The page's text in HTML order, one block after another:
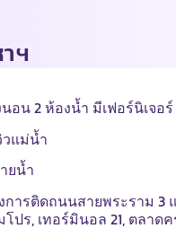
ฯ
อน 2 ห้องน้ำ มีเฟอร์นิเจ
วแม่น้ำ
ยน้ำ
ารติดถนนสายพระราม 3
ปร, เทอร์มินอล 21, ตลาด